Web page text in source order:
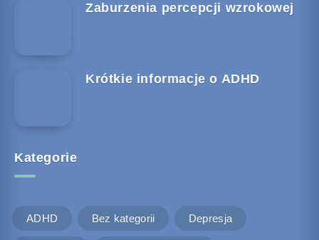
Zaburzenia percepcji wzrokowej
Krótkie informacje o ADHD
Kategorie
ADHD Bez kategorii Depresja